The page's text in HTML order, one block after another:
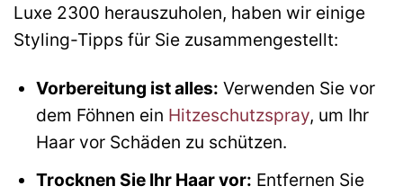
Luxe 2300 herauszuholen, haben wir einige
Styling-Tipps für Sie zusammengestellt:
Vorbereitung ist alles: Verwenden Sie vor
dem Föhnen ein Hitzeschutzspray, um Ihr
Haar vor Schäden zu schützen.
Trocknen Sie Ihr Haar vor: Entfernen Sie